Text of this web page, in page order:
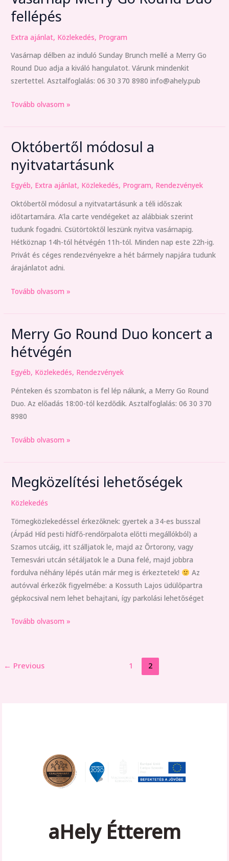
fellépés
Extra ajánlat, Közlekedés, Program
Vasárnap délben az induló Sunday Brunch mellé a Merry Go
Round Duo adja a kiváló hangulatot. Várunk mindenkit
szertettel. Asztalfoglalás: 06 30 370 8980 info@ahely.pub
Go
Round
fellépés
Tovább olvasom »
Októbertől módosul a
nyitvatartásunk
Egyéb, Extra ajánlat, Közlekedés, Program, Rendezvények
Októbertől módosul a nyitvatartásunk a téli időszak
időtartamára. A’la carte vendégeket az alábbiak szerint
tudunk fogadni. Csütörtöktől leszünk nyitva vasárnapig.
Hétköznap 14h-tól hétvégén 11h-tól. Minden nap este 22h-ig.
Privát és céges rendezvényekre a hét bármely napjára tudunk
árajánlatot adni.
Októbertől
a
nyitvatartásunk
Tovább olvasom »
Merry Go Round Duo koncert a
hétvégén
Egyéb, Közlekedés, Rendezvények
Pénteken és szombaton is fel lép nálunk, a Merry Go Round
Duo. Az előadás 18:00-tól kezdődik. Asztalfoglalás: 06 30 370
8980
Merry
Round
Duo
a
hétvégén
Tovább olvasom »
Megközelítési lehetőségek
Közlekedés
Tömegközlekedéssel érkezőknek: gyertek a 34-es busszal
(Árpád Híd pesti hídfő-rendőrpalota előtti megállókból) a
Szamos utcáig, itt szálljatok le, majd az Őrtorony, vagy
Temesvári utcán sétáljatok le a Duna felé, majd jobbra
fordulva néhány lépés után már meg is érkeztetek!
Az
autóvval érkezők figyelmébe: a Kossuth Lajos üdülőpartra
gépkocsival nem lehet behajtani, így parkolási lehetőséget
Megközelítési
lehetőségek
Tovább olvasom »
← Previous 1 2
aHely Étterem